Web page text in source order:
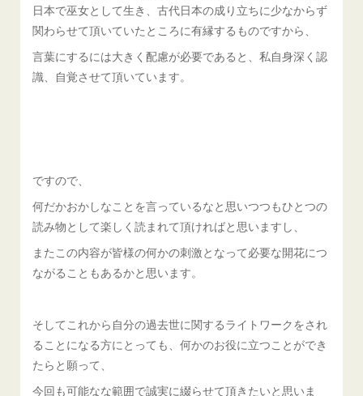
日本で巫女として生き、古代日本の成り立ちに少なからず
関わらせて頂いていたところに有縁するものですから、
言葉にするには大きく配慮が必要であると、私自身深く認
識、自覚させて頂いています。
ですので、
何だかおかしなことを言っているなと思いつつもひとつの
読み物として楽しく読まれて頂ければと思いますし、
またこの内容が皆様の何かの刺激となって必要な開花につ
ながることもあるかと思います。
そしてこれから自分の過去世に関するライトワークをされ
ることになる方にとっても、何かのお役に立つことができ
たらと願って、
今回も可能なな範囲で誠実に綴らせて頂きたいと思いま